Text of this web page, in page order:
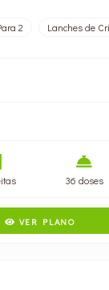
2 Lanches de
36 doses
VER PLANO